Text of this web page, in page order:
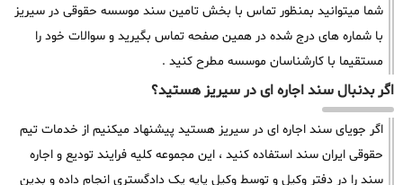
شما میتوانید بمنظور تماس با بخش تامین سند موسسه حقوقی در سیریز
با شماره های درج شده در همین صفحه تماس بگیرید و سوالات خود را
مستقیما با کارشناسان موسسه مطرح کنید .
اگر بدنبال سند اجاره ای در سیریز هستید؟
اگر جویای سند اجاره ای در سیریز هستید پیشنهاد میکنیم از خدمات تیم
حقوقی ایران سند استفاده کنید ، این مجموعه کلیه فرایند تودیع و اجاره
سند را در دفتر وکیل و توسط وکیل پایه یک دادگستری انجام داده و بدین